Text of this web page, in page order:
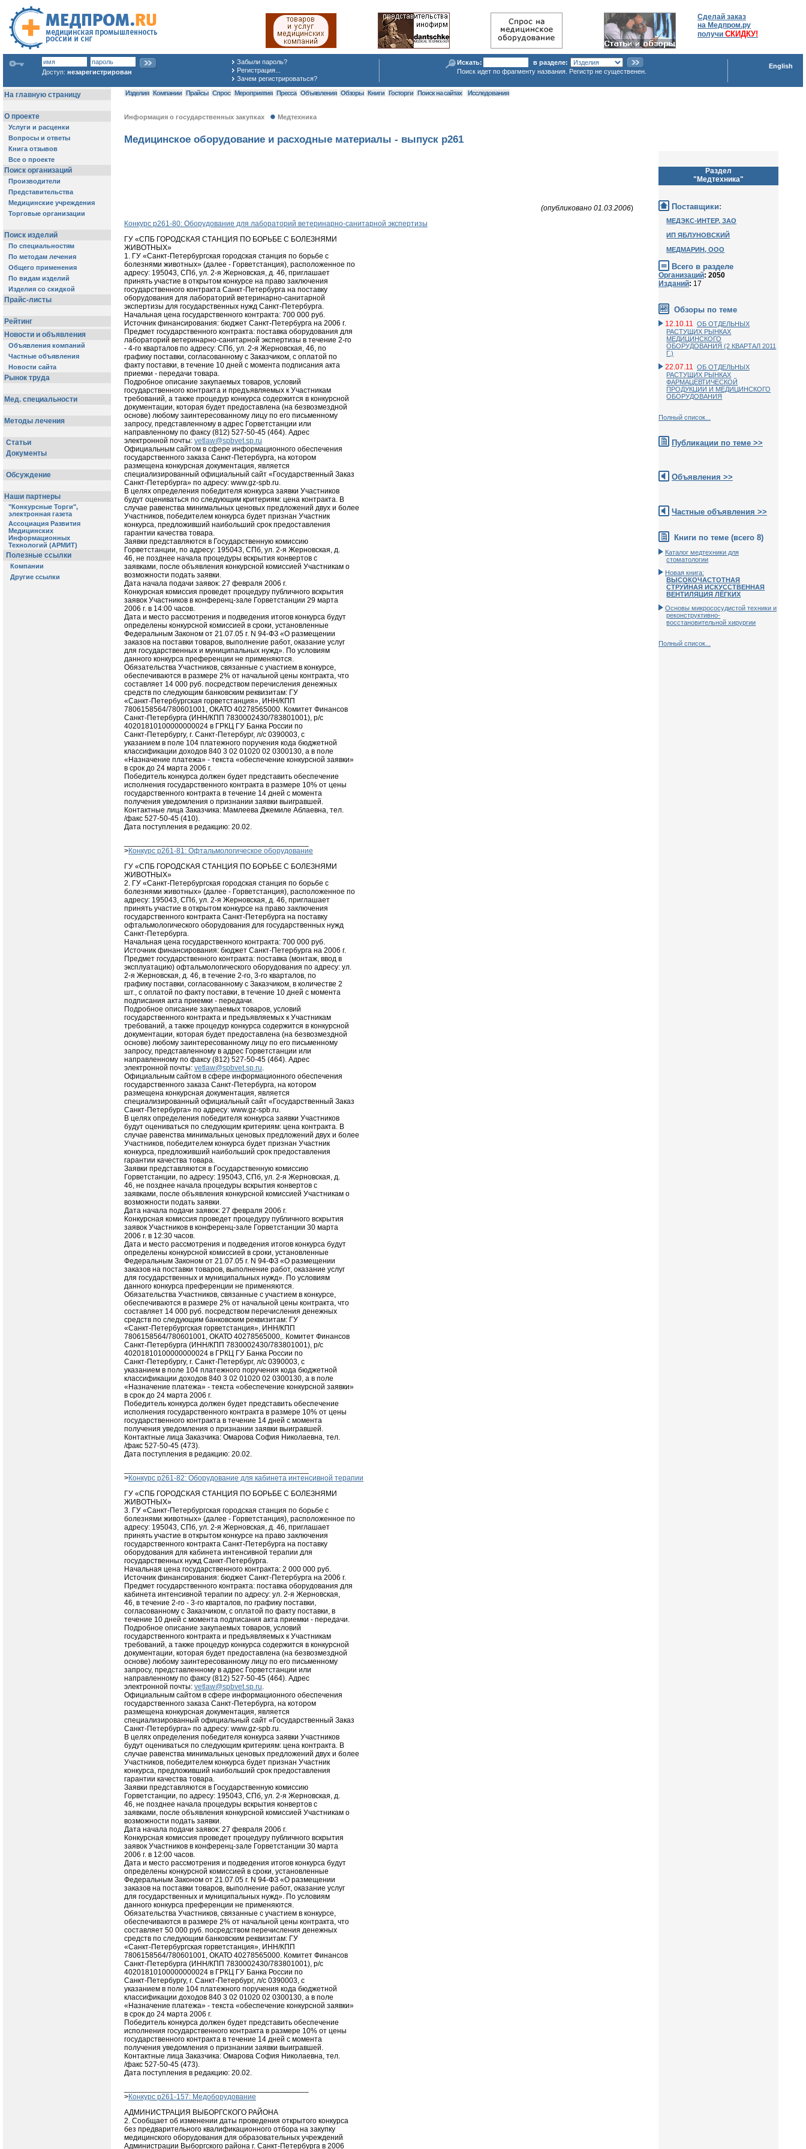
Сделай заказ
на Медпром.ру
получи СКИДКУ!
Доступ: незарегистрирован
Забыли пароль?
Регистрация...
Зачем регистрироваться?
Искать:
в разделе:
Поиск идет по фрагменту названия. Регистр не существенен.
English
Изделия Компании Прайсы Спрос Мероприятия Пресса Объявления Обзоры Книги Госторги Поиск на сайтах Исследования
Информация о государственных закупках Медтехника
Медицинское оборудование и расходные материалы - выпуск p261
(опубликовано 01.03.2006)
Конкурс p261-80: Оборудование для лабораторий ветеринарно-санитарной экспертизы
ГУ «СПБ ГОРОДСКАЯ СТАНЦИЯ ПО БОРЬБЕ С БОЛЕЗНЯМИ
ЖИВОТНЫХ»
1. ГУ «Санкт-Петербургская городская станция по борьбе с
болезнями животных» (далее - Горветстанция), расположенное по
адресу: 195043, СПб, ул. 2-я Жерновская, д. 46, приглашает
принять участие в открытом конкурсе на право заключения
государственного контракта Санкт-Петербурга на поставку
оборудования для лабораторий ветеринарно-санитарной
экспертизы для государственных нужд Санкт-Петербурга.
Начальная цена государственного контракта: 700 000 руб.
Источник финансирования: бюджет Санкт-Петербурга на 2006 г.
Предмет государственного контракта: поставка оборудования для
лабораторий ветеринарно-санитарной экспертизы в течение 2-го
- 4-го кварталов по адресу: СПб, ул. 2-я Жерновская, 46, по
графику поставки, согласованному с Заказчиком, с оплатой по
факту поставки, в течение 10 дней с момента подписания акта
приемки - передачи товара.
Подробное описание закупаемых товаров, условий
государственного контракта и предъявляемых к Участникам
требований, а также процедур конкурса содержится в конкурсной
документации, которая будет предоставлена (на безвозмездной
основе) любому заинтересованному лицу по его письменному
запросу, представленному в адрес Горветстанции или
направленному по факсу (812) 527-50-45 (464). Адрес
электронной почты: vetlaw@spbvet.sp.ru
Официальным сайтом в сфере информационного обеспечения
государственного заказа Санкт-Петербурга, на котором
размещена конкурсная документация, является
специализированный официальный сайт «Государственный Заказ
Санкт-Петербурга» по адресу: www.gz-spb.ru.
В целях определения победителя конкурса заявки Участников
будут оцениваться по следующим критериям: цена контракта. В
случае равенства минимальных ценовых предложений двух и более
Участников, победителем конкурса будет признан Участник
конкурса, предложивший наибольший срок предоставления
гарантии качества товара.
Заявки представляются в Государственную комиссию
Горветстанции, по адресу: 195043, СПб, ул. 2-я Жерновская, д.
46, не позднее начала процедуры вскрытия конвертов с
заявками, после объявления конкурсной комиссией Участникам о
возможности подать заявки.
Дата начала подачи заявок: 27 февраля 2006 г.
Конкурсная комиссия проведет процедуру публичного вскрытия
заявок Участников в конференц-зале Горветстанции 29 марта
2006 г. в 14:00 часов.
Дата и место рассмотрения и подведения итогов конкурса будут
определены конкурсной комиссией в сроки, установленные
Федеральным Законом от 21.07.05 г. N 94-ФЗ «О размещении
заказов на поставки товаров, выполнение работ, оказание услуг
для государственных и муниципальных нужд». По условиям
данного конкурса преференции не применяются.
Обязательства Участников, связанные с участием в конкурсе,
обеспечиваются в размере 2% от начальной цены контракта, что
составляет 14 000 руб. посредством перечисления денежных
средств по следующим банковским реквизитам: ГУ
«Санкт-Петербургская горветстанция», ИНН/КПП
7806158564/780601001, ОКАТО 40278565000. Комитет Финансов
Санкт-Петербурга (ИНН/КПП 7830002430/783801001), р/с
40201810100000000024 в ГРКЦ ГУ Банка России по
Санкт-Петербургу, г. Санкт-Петербург, л/с 0390003, с
указанием в поле 104 платежного поручения кода бюджетной
классификации доходов 840 3 02 01020 02 0300130, а в поле
«Назначение платежа» - текста «обеспечение конкурсной заявки»
в срок до 24 марта 2006 г.
Победитель конкурса должен будет представить обеспечение
исполнения государственного контракта в размере 10% от цены
государственного контракта в течение 14 дней с момента
получения уведомления о признании заявки выигравшей.
Контактные лица Заказчика: Мамлеева Джемиле Аблаевна, тел.
/факс 527-50-45 (410).
Дата поступления в редакцию: 20.02.
>Конкурс p261-81: Офтальмологическое оборудование
ГУ «СПБ ГОРОДСКАЯ СТАНЦИЯ ПО БОРЬБЕ С БОЛЕЗНЯМИ
ЖИВОТНЫХ»
2. ГУ «Санкт-Петербургская городская станция по борьбе с
болезнями животных» (далее - Горветстанция), расположенное по
адресу: 195043, СПб, ул. 2-я Жерновская, д. 46, приглашает
принять участие в открытом конкурсе на право заключения
государственного контракта Санкт-Петербурга на поставку
офтальмологического оборудования для государственных нужд
Санкт-Петербурга.
Начальная цена государственного контракта: 700 000 руб.
Источник финансирования: бюджет Санкт-Петербурга на 2006 г.
Предмет государственного контракта: поставка (монтаж, ввод в
эксплуатацию) офтальмологического оборудования по адресу: ул.
2-я Жерновская, д. 46, в течение 2-го, 3-го кварталов, по
графику поставки, согласованному с Заказчиком, в количестве 2
шт., с оплатой по факту поставки, в течение 10 дней с момента
подписания акта приемки - передачи.
Подробное описание закупаемых товаров, условий
государственного контракта и предъявляемых к Участникам
требований, а также процедур конкурса содержится в конкурсной
документации, которая будет предоставлена (на безвозмездной
основе) любому заинтересованному лицу по его письменному
запросу, представленному в адрес Горветстанции или
направленному по факсу (812) 527-50-45 (464). Адрес
электронной почты: vetlaw@spbvet.sp.ru.
Официальным сайтом в сфере информационного обеспечения
государственного заказа Санкт-Петербурга, на котором
размещена конкурсная документация, является
специализированный официальный сайт «Государственный Заказ
Санкт-Петербурга» по адресу: www.gz-spb.ru.
В целях определения победителя конкурса заявки Участников
будут оцениваться по следующим критериям: цена контракта. В
случае равенства минимальных ценовых предложений двух и более
Участников, победителем конкурса будет признан Участник
конкурса, предложивший наибольший срок предоставления
гарантии качества товара.
Заявки представляются в Государственную комиссию
Горветстанции, по адресу: 195043, СПб, ул. 2-я Жерновская, д.
46, не позднее начала процедуры вскрытия конвертов с
заявками, после объявления конкурсной комиссией Участникам о
возможности подать заявки.
Дата начала подачи заявок: 27 февраля 2006 г.
Конкурсная комиссия проведет процедуру публичного вскрытия
заявок Участников в конференц-зале Горветстанции 30 марта
2006 г. в 12:30 часов.
Дата и место рассмотрения и подведения итогов конкурса будут
определены конкурсной комиссией в сроки, установленные
Федеральным Законом от 21.07.05 г. N 94-ФЗ «О размещении
заказов на поставки товаров, выполнение работ, оказание услуг
для государственных и муниципальных нужд». По условиям
данного конкурса преференции не применяются.
Обязательства Участников, связанные с участием в конкурсе,
обеспечиваются в размере 2% от начальной цены контракта, что
составляет 14 000 руб. посредством перечисления денежных
средств по следующим банковским реквизитам: ГУ
«Санкт-Петербургская горветстанция», ИНН/КПП
7806158564/780601001, ОКАТО 40278565000,. Комитет Финансов
Санкт-Петербурга (ИНН/КПП 7830002430/783801001), р/с
40201810100000000024 в ГРКЦ ГУ Банка России по
Санкт-Петербургу, г. Санкт-Петербург, л/с 0390003, с
указанием в поле 104 платежного поручения кода бюджетной
классификации доходов 840 3 02 01020 02 0300130, а в поле
«Назначение платежа» - текста «обеспечение конкурсной заявки»
в срок до 24 марта 2006 г.
Победитель конкурса должен будет представить обеспечение
исполнения государственного контракта в размере 10% от цены
государственного контракта в течение 14 дней с момента
получения уведомления о признании заявки выигравшей.
Контактные лица Заказчика: Омарова София Николаевна, тел.
/факс 527-50-45 (473).
Дата поступления в редакцию: 20.02.
>Конкурс p261-82: Оборудование для кабинета интенсивной терапии
ГУ «СПБ ГОРОДСКАЯ СТАНЦИЯ ПО БОРЬБЕ С БОЛЕЗНЯМИ
ЖИВОТНЫХ»
3. ГУ «Санкт-Петербургская городская станция по борьбе с
болезнями животных» (далее - Горветстанция), расположенное по
адресу: 195043, СПб, ул. 2-я Жерновская, д. 46, приглашает
принять участие в открытом конкурсе на право заключения
государственного контракта Санкт-Петербурга на поставку
оборудования для кабинета интенсивной терапии для
государственных нужд Санкт-Петербурга.
Начальная цена государственного контракта: 2 000 000 руб.
Источник финансирования: бюджет Санкт-Петербурга на 2006 г.
Предмет государственного контракта: поставка оборудования для
кабинета интенсивной терапии по адресу: ул. 2-я Жерновская,
46, в течение 2-го - 3-го кварталов, по графику поставки,
согласованному с Заказчиком, с оплатой по факту поставки, в
течение 10 дней с момента подписания акта приемки - передачи.
Подробное описание закупаемых товаров, условий
государственного контракта и предъявляемых к Участникам
требований, а также процедур конкурса содержится в конкурсной
документации, которая будет предоставлена (на безвозмездной
основе) любому заинтересованному лицу по его письменному
запросу, представленному в адрес Горветстанции или
направленному по факсу (812) 527-50-45 (464). Адрес
электронной почты: vetlaw@spbvet.sp.ru.
Официальным сайтом в сфере информационного обеспечения
государственного заказа Санкт-Петербурга, на котором
размещена конкурсная документация, является
специализированный официальный сайт «Государственный Заказ
Санкт-Петербурга» по адресу: www.gz-spb.ru.
В целях определения победителя конкурса заявки Участников
будут оцениваться по следующим критериям: цена контракта. В
случае равенства минимальных ценовых предложений двух и более
Участников, победителем конкурса будет признан Участник
конкурса, предложивший наибольший срок предоставления
гарантии качества товара.
Заявки представляются в Государственную комиссию
Горветстанции, по адресу: 195043, СПб, ул. 2-я Жерновская, д.
46, не позднее начала процедуры вскрытия конвертов с
заявками, после объявления конкурсной комиссией Участникам о
возможности подать заявки.
Дата начала подачи заявок: 27 февраля 2006 г.
Конкурсная комиссия проведет процедуру публичного вскрытия
заявок Участников в конференц-зале Горветстанции 30 марта
2006 г. в 12:00 часов.
Дата и место рассмотрения и подведения итогов конкурса будут
определены конкурсной комиссией в сроки, установленные
Федеральным Законом от 21.07.05 г. N 94-ФЗ «О размещении
заказов на поставки товаров, выполнение работ, оказание услуг
для государственных и муниципальных нужд». По условиям
данного конкурса преференции не применяются.
Обязательства Участников, связанные с участием в конкурсе,
обеспечиваются в размере 2% от начальной цены контракта, что
составляет 50 000 руб. посредством перечисления денежных
средств по следующим банковским реквизитам: ГУ
«Санкт-Петербургская горветстанция», ИНН/КПП
7806158564/780601001, ОКАТО 40278565000. Комитет Финансов
Санкт-Петербурга (ИНН/КПП 7830002430/783801001), р/с
40201810100000000024 в ГРКЦ ГУ Банка России по
Санкт-Петербургу, г. Санкт-Петербург, л/с 0390003, с
указанием в поле 104 платежного поручения кода бюджетной
классификации доходов 840 3 02 01020 02 0300130, а в поле
«Назначение платежа» - текста «обеспечение конкурсной заявки»
в срок до 24 марта 2006 г.
Победитель конкурса должен будет представить обеспечение
исполнения государственного контракта в размере 10% от цены
государственного контракта в течение 14 дней с момента
получения уведомления о признании заявки выигравшей.
Контактные лица Заказчика: Омарова София Николаевна, тел.
/факс 527-50-45 (473).
Дата поступления в редакцию: 20.02.
>Конкурс p261-157: Медоборудование
АДМИНИСТРАЦИЯ ВЫБОРГСКОГО РАЙОНА
2. Сообщает об изменении даты проведения открытого конкурса
без предварительного квалификационного отбора на закупку
медицинского оборудования для образовательных учреждений
Администрации Выборгского района г. Санкт-Петербурга в 2006
Раздел
"Медтехника"
Поставщики:
МЕДЭКС-ИНТЕР, ЗАО
ИП ЯБЛУНОВСКИЙ
МЕДМАРИН, ООО
Всего в разделе
Организаций: 2050
Изданий: 17
Обзоры по теме
12.10.11 ОБ ОТДЕЛЬНЫХ
РАСТУЩИХ РЫНКАХ
МЕДИЦИНСКОГО
ОБОРУДОВАНИЯ (2 КВАРТАЛ 2011
Г.)
22.07.11
ОБ ОТДЕЛЬНЫХ
РАСТУЩИХ РЫНКАХ
ФАРМАЦЕВТИЧЕСКОЙ
ПРОДУКЦИИ И МЕДИЦИНСКОГО
ОБОРУДОВАНИЯ
Полный список...
Публикации по теме >>
Объявления >>
Частные объявления >>
Книги по теме (всего 8)
Каталог медтехники для
стоматологии
Новая книга:
ВЫСОКОЧАСТОТНАЯ
СТРУЙНАЯ ИСКУССТВЕННАЯ
ВЕНТИЛЯЦИЯ ЛЁГКИХ
Основы микрососудистой техники и
реконструктивно-
воcстановительной хирургии
Полный список...